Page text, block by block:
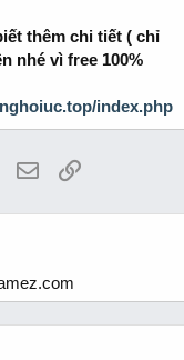
thêm chi tiết ( chỉ
nhé vì free 100%
index.php
EmailLink